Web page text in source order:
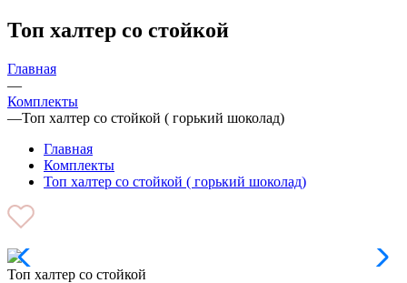
Топ халтер со стойкой
Главная
—
Комплекты
—Топ халтер со стойкой ( горький шоколад)
Главная
Комплекты
Топ халтер со стойкой ( горький шоколад)
Топ халтер со стойкой